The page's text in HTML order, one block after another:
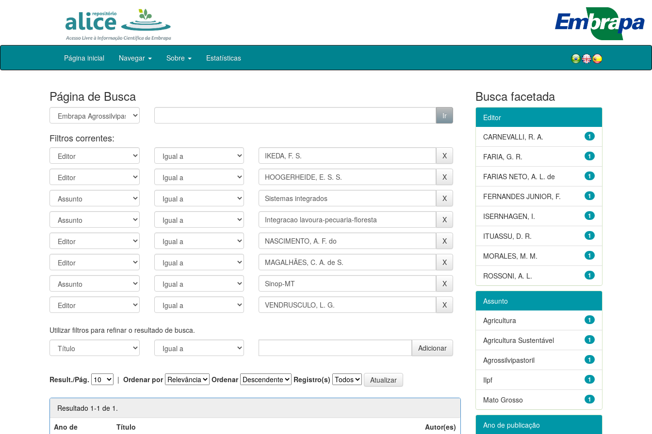
Skip
Página inicial Navegar Sobre Estatísticas
Página de Busca
Filtros correntes:
Utilizar filtros para refinar o resultado de busca.
Result./Pág. | Ordenar por Ordenar Registro(s)
Resultado 1-1 de 1.
Ano de
Título Autor(es)
Busca facetada
Editor
1
CARNEVALLI, R. A.
1
FARIA, G. R.
1
FARIAS NETO, A. L. de
1
FERNANDES JUNIOR, F.
1
ISERNHAGEN, I.
1
ITUASSU, D. R.
1
MORALES, M. M.
1
ROSSONI, A. L.
Assunto
1
Agricultura
1
Agricultura Sustentável
1
Agrossilvipastoril
1
Ilpf
1
Mato Grosso
Ano de publicação